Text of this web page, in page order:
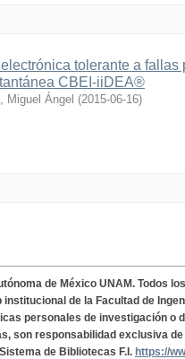
electrónica tolerante a
CBEI-iiDEA®
Miguel Ángel (2015-06-16)
de México UNAM. Todos
institucional de la Facultad de
personales de investigación o
son responsabilidad exclusiva
de Bibliotecas F.I. https://